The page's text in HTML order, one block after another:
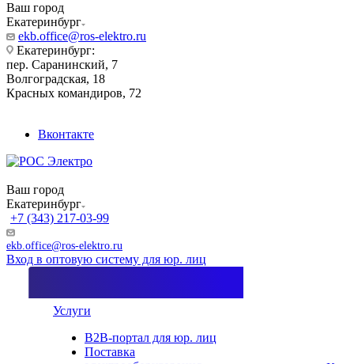
Ваш город
Екатеринбург
ekb.office@ros-elektro.ru
Екатеринбург:
пер. Саранинский, 7
Волгоградская, 18
Красных командиров, 72
Вконтакте
Ваш город
Екатеринбург
+7 (343) 217-03-99
ekb.office@ros-elektro.ru
Вход в оптовую систему для юр. лиц
Услуги
B2B-портал для юр. лиц
Поставка